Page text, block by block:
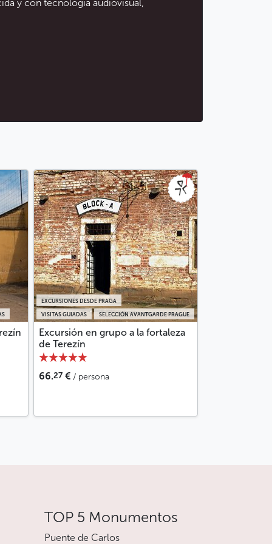
y con tecnología audiovisual,
VISITAS GUIADAS SELECCIÓN AVANTGARDE PRAGUE
EXCURSIONES DESDE PRAGA
Excursión en grupo a la fortaleza
de Terezín
66.27 € / persona
TOP 5 Monumentos
Puente de Carlos